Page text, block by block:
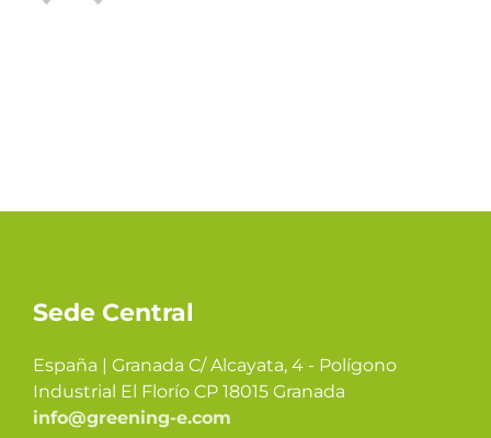
Sede Central
España | Granada C/ Alcayata, 4 - Polígono
Industrial El Florío CP 18015 Granada
info@greening-e.com